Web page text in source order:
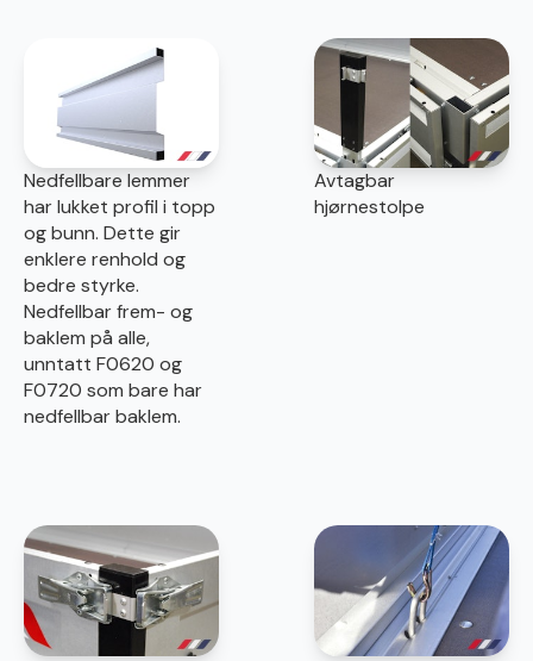
Nedfellbare lemmer
har lukket profil i topp
og bunn. Dette gir
enklere renhold og
bedre styrke.
Nedfellbar frem- og
baklem på alle,
unntatt F0620 og
F0720 som bare har
nedfellbar baklem.
Avtagbar
hjørnestolpe